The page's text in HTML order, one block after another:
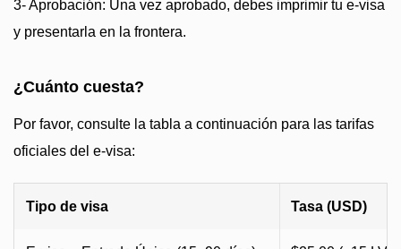
3- Aprobación: Una vez aprobado, debes imprimir tu e-visa
y presentarla en la frontera.
¿Cuánto cuesta?
Por favor, consulte la tabla a continuación para las tarifas
oficiales del e-visa:
Tipo de visa Tasa (USD)